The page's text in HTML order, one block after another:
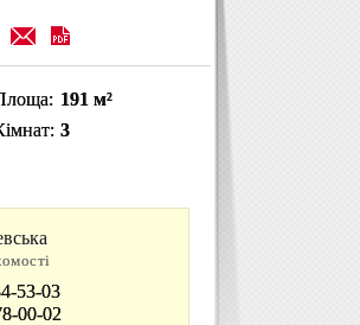
191 м²
3
53-03
00-02